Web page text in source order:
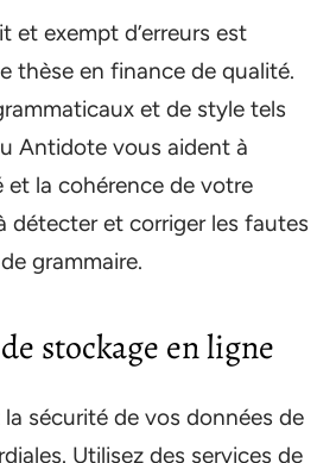
et exempt d’erreurs est
thèse en finance de qualité.
et de style tels
Antidote vous aident à
et la cohérence de votre
détecter et corriger les fautes
grammaire.
stockage en ligne
sécurité de vos données de
Utilisez des services de